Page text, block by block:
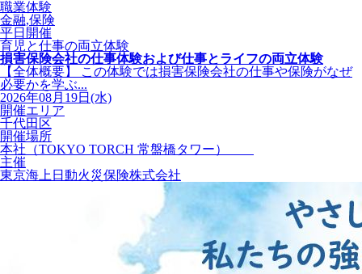
職業体験
金融,保険
平日開催
育児と仕事の両立体験
損害保険会社の仕事体験および仕事とライフの両立体験
【全体概要】 この体験では損害保険会社の仕事や保険がなぜ
必要かを学ぶ...
2026年08月19日(水)
開催エリア
千代田区
開催場所
本社（TOKYO TORCH 常盤橋タワー）
主催
東京海上日動火災保険株式会社